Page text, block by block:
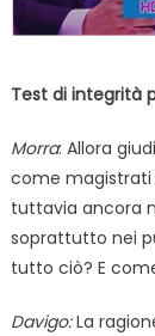
Test di integrità
Morra: Allora
come
tuttavia ancora
soprattutto nei
tutto ciò? E
Davigo:La